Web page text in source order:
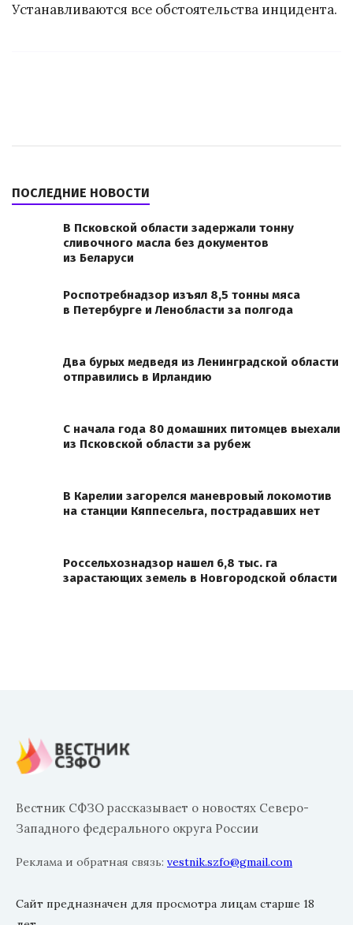
Устанавливаются все обстоятельства инцидента.
ПОСЛЕДНИЕ НОВОСТИ
В Псковской области задержали тонну
сливочного масла без документов
из Беларуси
Роспотребнадзор изъял 8,5 тонны мяса
в Петербурге и Ленобласти за полгода
Два бурых медведя из Ленинградской области
отправились в Ирландию
С начала года 80 домашних питомцев выехали
из Псковской области за рубеж
В Карелии загорелся маневровый локомотив
на станции Кяппесельга, пострадавших нет
Россельхознадзор нашел 6,8 тыс. га
зарастающих земель в Новгородской области
Вестник СФЗО рассказывает о новостях Северо-
Западного федерального округа России
Реклама и обратная связь: vestnik.szfo@gmail.com
Сайт предназначен для просмотра лицам старше 18